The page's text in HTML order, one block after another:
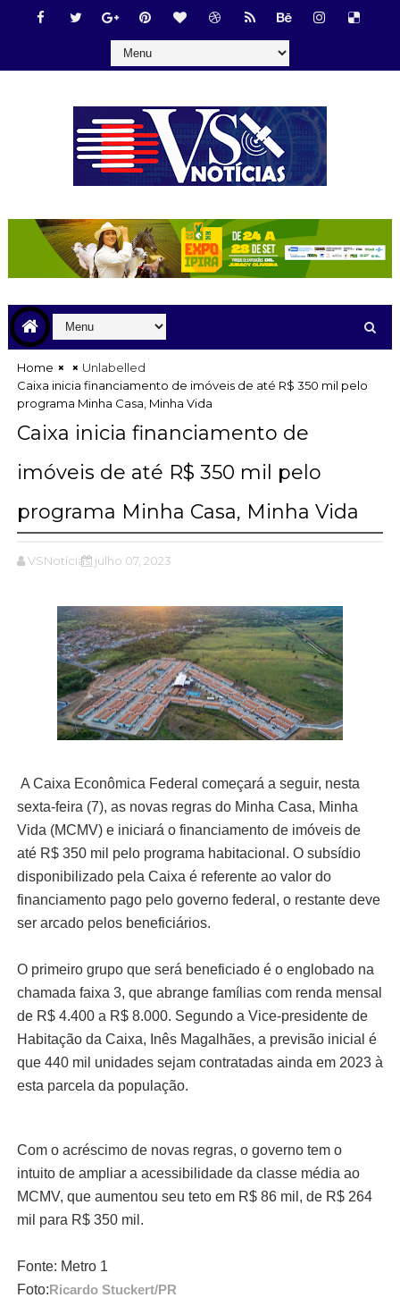
Home
Unlabelled
Caixa inicia financiamento de imóveis de até R$ 350 mil pelo
programa Minha Casa, Minha Vida
Caixa inicia financiamento de
imóveis de até R$ 350 mil pelo
programa Minha Casa, Minha Vida
VSNotícias julho 07, 2023
A Caixa Econômica Federal começará a seguir, nesta
sexta-feira (7), as novas regras do Minha Casa, Minha
Vida (MCMV) e iniciará o financiamento de imóveis de
até R$ 350 mil pelo programa habitacional. O subsídio
disponibilizado pela Caixa é referente ao valor do
financiamento pago pelo governo federal, o restante deve
ser arcado pelos beneficiários.
O primeiro grupo que será beneficiado é o englobado na
chamada faixa 3, que abrange famílias com renda mensal
de R$ 4.400 a R$ 8.000. Segundo a Vice-presidente de
Habitação da Caixa, Inês Magalhães, a previsão inicial é
que 440 mil unidades sejam contratadas ainda em 2023 à
esta parcela da população.
Com o acréscimo de novas regras, o governo tem o
intuito de ampliar a acessibilidade da classe média ao
MCMV, que aumentou seu teto em R$ 86 mil, de R$ 264
mil para R$ 350 mil.
Fonte: Metro 1
Foto:Ricardo Stuckert/PR